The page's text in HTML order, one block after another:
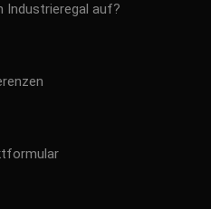
Industrieregal auf?